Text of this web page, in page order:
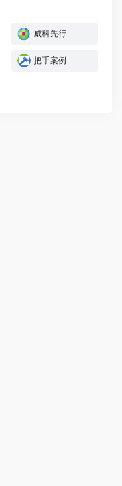
威科先行
把手案例